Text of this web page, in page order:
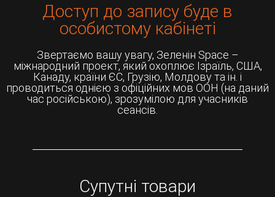
Доступ до запису буде в
особистому кабінеті
Звертаємо вашу увагу, Зеленін Space –
міжнародний проект, який охоплює Ізраїль, США,
Канаду, країни ЄС, Грузію, Молдову та ін. і
проводиться однією з офіційних мов ООН (на даний
час російською), зрозумілою для учасників
сеансів.
Супутні товари